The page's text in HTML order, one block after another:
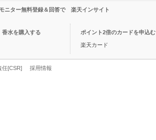
ニター無料登録＆回答で 楽天インサイト
香水を購入する ポイント2倍のカードを申込む
楽天カード
任[CSR] 採用情報